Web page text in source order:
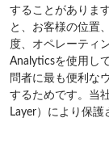
することがありま
と、お客様の位置
度、オペレーティ
Analyticsを使用し
問者に最も便利な
するためです。当
Layer）により保護